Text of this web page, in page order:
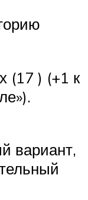
(17 ) (+1 к
вариант,